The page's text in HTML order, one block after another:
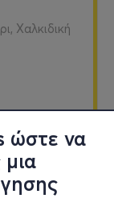
ώστε να
Χαλκιδική